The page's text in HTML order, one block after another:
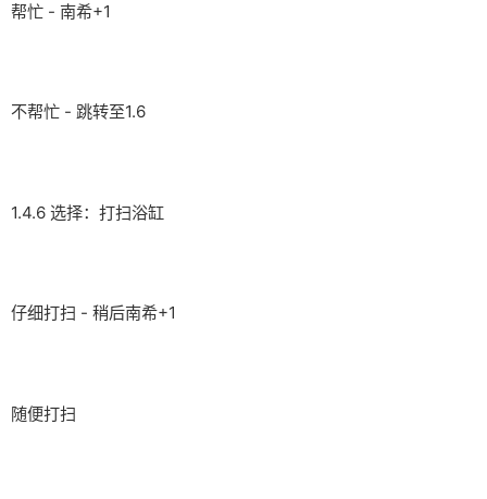
帮忙 - 南希+1
不帮忙 - 跳转至1.6
1.4.6 选择：打扫浴缸
仔细打扫 - 稍后南希+1
随便打扫